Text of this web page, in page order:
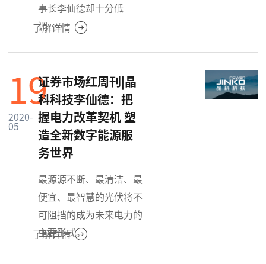
事长李仙德却十分低
调……
了解详情
19
2020-
05
证券市场红周刊|晶
科科技李仙德：把
握电力改革契机 塑
造全新数字能源服
务世界
最源源不断、最清洁、最
便宜、最智慧的光伏将不
可阻挡的成为未来电力的
主要形式。
了解详情